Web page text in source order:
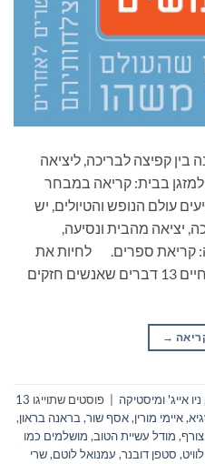
בין קפיצה לבריכה, ליציאה
בבית: קריאה במבחר
עולם הנופש והטיולים, יש
יציאה מהבית ונסיעה,
קריאת ספרים. לחיות את
החיים במלואם בספרה משנה החיים 13 דברים שאנשים חזקים
→
ניו אייג' ומיסטיקה פוסטים שתוייגו 13
,איימי מורין,אסף שור,בראנה בראון,
, מודל עשיית הטוב, מושלמים כמו
, סטפן דובנר, עמנואל לוטם,שרי